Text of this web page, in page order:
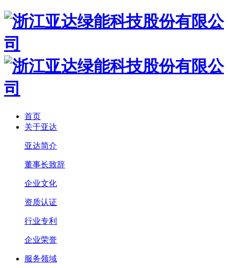
首页
关于亚达
亚达简介
董事长致辞
企业文化
资质认证
行业专利
企业荣誉
服务领域